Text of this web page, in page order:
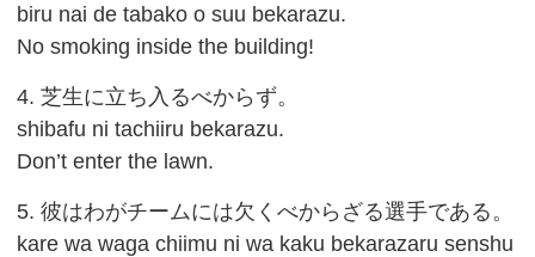
biru nai de tabako o suu bekarazu.
No smoking inside the building!
4. 芝生に立ち入るべからず。
shibafu ni tachiiru bekarazu.
Don’t enter the lawn.
5. 彼はわがチームには欠くべからざる選手である。
kare wa waga chiimu ni wa kaku bekarazaru senshu